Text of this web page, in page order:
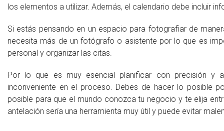
los elementos a utilizar. Además, el calendario debe incluir
Si estás pensando en un espacio para fotografiar de
necesita más de un fotógrafo o asistente por lo que es
personal y organizar las citas.
Por lo que es muy esencial planificar con precisión y
inconveniente en el proceso. Debes de hacer lo posible
posible para que el mundo conozca tu negocio y te elija
antelación sería una herramienta muy útil y puede evitar